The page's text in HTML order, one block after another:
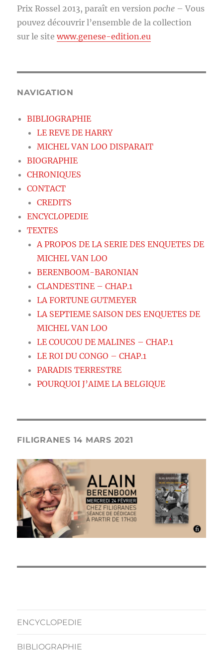
Prix Rossel 2013, paraît en version poche – Vous
pouvez découvrir l’ensemble de la collection
sur le sitewww.genese-edition.eu
NAVIGATION
BIBLIOGRAPHIE
LE REVE DE HARRY
MICHEL VAN LOO DISPARAIT
BIOGRAPHIE
CHRONIQUES
CONTACT
CREDITS
ENCYCLOPEDIE
TEXTES
A PROPOS DE LA SERIE DES ENQUETES DE
MICHEL VAN LOO
BERENBOOM-BARONIAN
CLANDESTINE – CHAP.1
LA FORTUNE GUTMEYER
LA SEPTIEME SAISON DES ENQUETES DE
MICHEL VAN LOO
LE COUCOU DE MALINES – CHAP.1
LE ROI DU CONGO – CHAP.1
PARADIS TERRESTRE
POURQUOI J’AIME LA BELGIQUE
FILIGRANES 14 MARS 2021
ENCYCLOPEDIE
BIBLIOGRAPHIE